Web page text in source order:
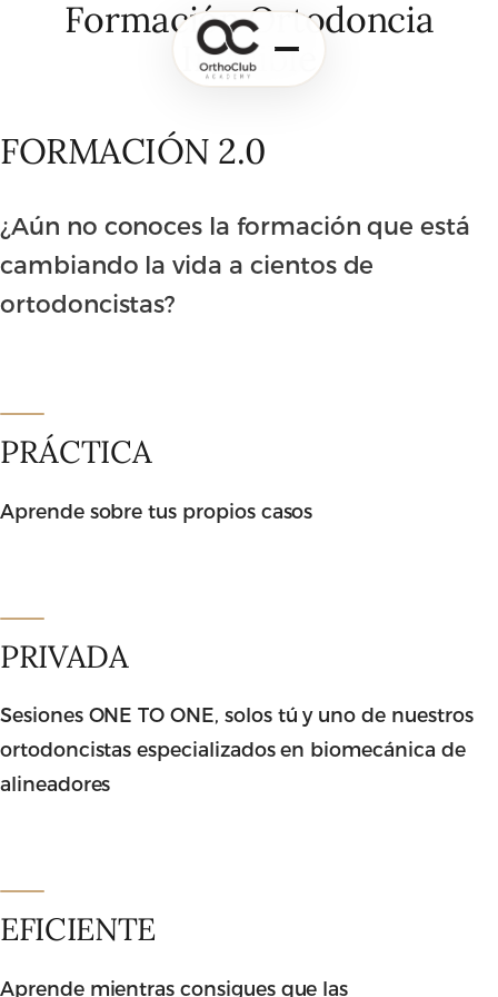
Formación Ortodoncia
Invisible
FORMACIÓN 2.0
¿Aún no conoces la formación que está
cambiando la vida a cientos de
ortodoncistas?
PRÁCTICA
Aprende sobre tus propios casos
PRIVADA
Sesiones ONE TO ONE, solos tú y uno de nuestros
ortodoncistas especializados en biomecánica de
alineadores
EFICIENTE
Aprende mientras consigues que las